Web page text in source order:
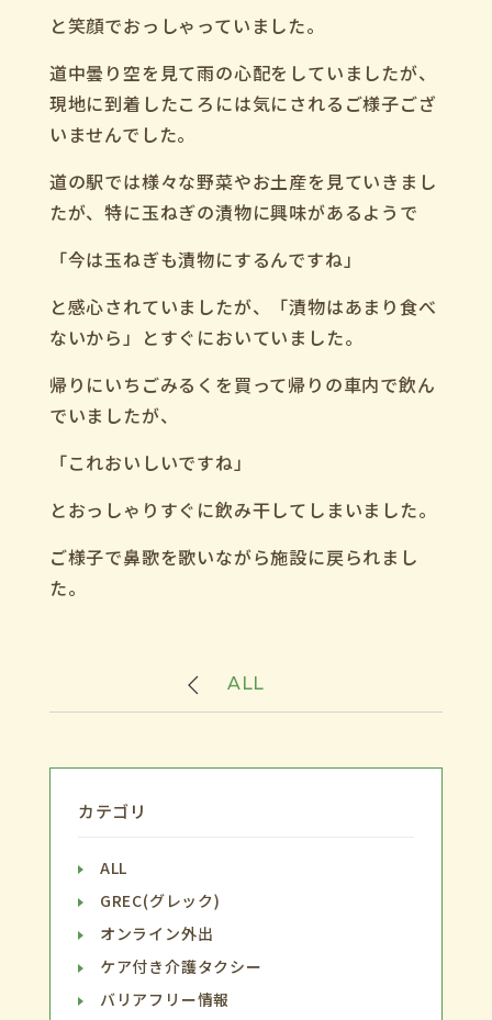
と笑顔でおっしゃっていました。
道中曇り空を見て雨の心配をしていましたが、
現地に到着したころには気にされるご様子ござ
いませんでした。
道の駅では様々な野菜やお土産を見ていきまし
たが、特に玉ねぎの漬物に興味があるようで
「今は玉ねぎも漬物にするんですね」
と感心されていましたが、「漬物はあまり食べ
ないから」とすぐにおいていました。
帰りにいちごみるくを買って帰りの車内で飲ん
でいましたが、
「これおいしいですね」
とおっしゃりすぐに飲み干してしまいました。
ご様子で鼻歌を歌いながら施設に戻られまし
た。
ALL
カテゴリ
ALL
GREC(グレック)
オンライン外出
ケア付き介護タクシー
バリアフリー情報